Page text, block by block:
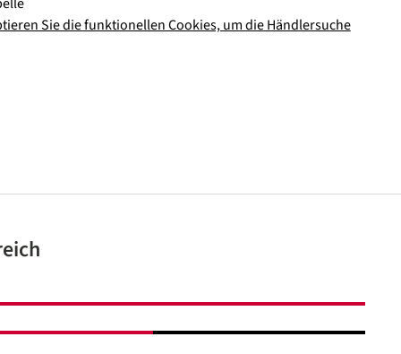
Sie die funktionellen Cookies, um die Händlersuche